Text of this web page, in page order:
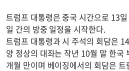
트럼프 대통령은 중국 시간으로 13
일 간의 방중 일정을 시작한다.
트럼프 대통령과 시 주석의 회담은
양 정상의 대좌는 작년 10월 말 한국
개월 만이며 베이징에서의 회담은